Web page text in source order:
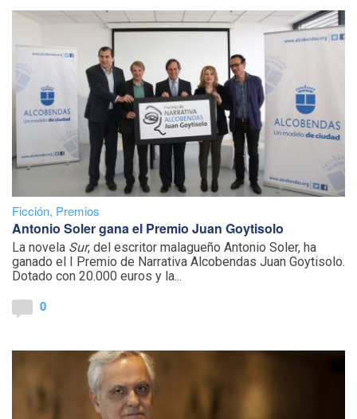
Ficción, Premios
Antonio Soler gana el Premio Juan Goytisolo
La novela Sur, del escritor malagueño Antonio Soler, ha
ganado el I Premio de Narrativa Alcobendas Juan Goytisolo.
Dotado con 20.000 euros y la...
0